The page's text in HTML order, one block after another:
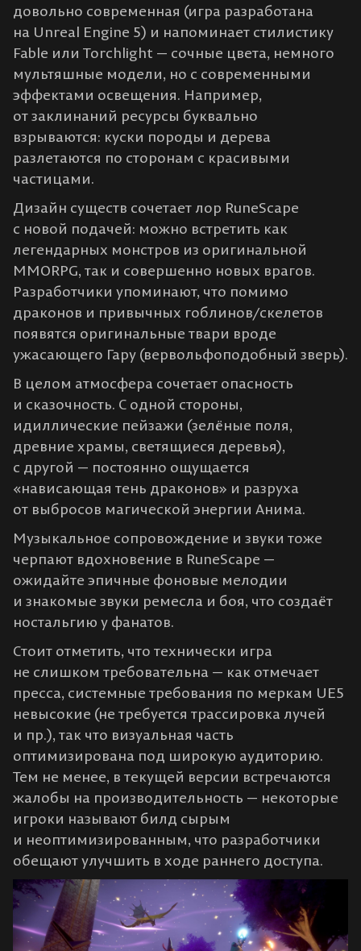
довольно современная (игра разработана
на Unreal Engine 5) и напоминает стилистику
Fable или Torchlight — сочные цвета, немного
мультяшные модели, но с современными
эффектами освещения. Например,
от заклинаний ресурсы буквально
взрываются: куски породы и дерева
разлетаются по сторонам с красивыми
частицами.
Дизайн существ сочетает лор RuneScape
с новой подачей: можно встретить как
легендарных монстров из оригинальной
MMORPG, так и совершенно новых врагов.
Разработчики упоминают, что помимо
драконов и привычных гоблинов/скелетов
появятся оригинальные твари вроде
ужасающего Гару (вервольфоподобный зверь)​.
В целом атмосфера сочетает опасность
и сказочность. С одной стороны,
идиллические пейзажи (зелёные поля,
древние храмы, светящиеся деревья),
с другой — постоянно ощущается
«нависающая тень драконов» и разруха
от выбросов магической энергии Анима​.
Музыкальное сопровождение и звуки тоже
черпают вдохновение в RuneScape —
ожидайте эпичные фоновые мелодии
и знакомые звуки ремесла и боя, что создаёт
ностальгию у фанатов.
Стоит отметить, что технически игра
не слишком требовательна — как отмечает
пресса, системные требования по меркам UE5
невысокие (не требуется трассировка лучей
и пр.)​, так что визуальная часть
оптимизирована под широкую аудиторию.
Тем не менее, в текущей версии встречаются
жалобы на производительность — некоторые
игроки называют билд сырым
и неоптимизированным, что разработчики
обещают улучшить в ходе раннего доступа.